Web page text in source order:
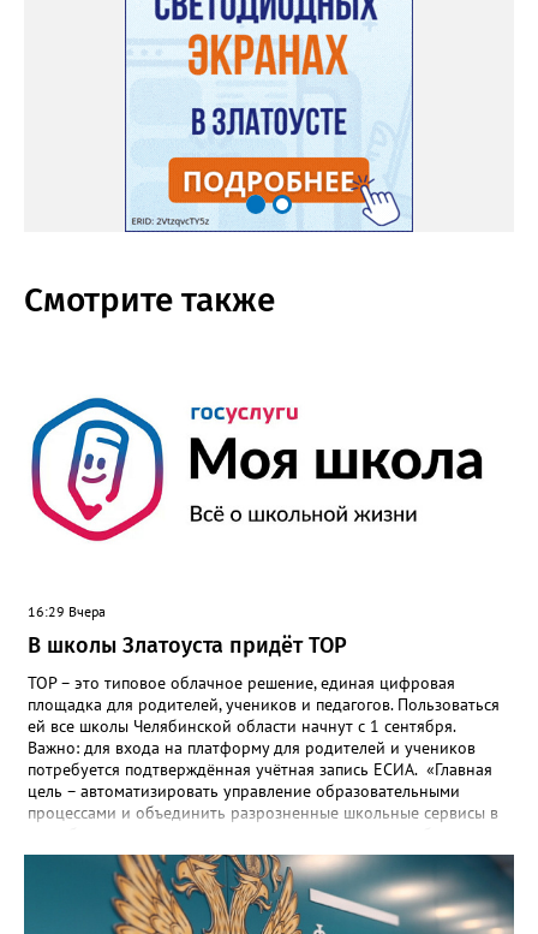
Смотрите также
16:29 Вчера
В школы Златоуста придёт ТОР
ТОР – это типовое облачное решение, единая цифровая
площадка для родителей, учеников и педагогов. Пользоваться
ей все школы Челябинской области начнут с 1 сентября.
Важно: для входа на платформу для родителей и учеников
потребуется подтверждённая учётная запись ЕСИА. «Главная
цель – автоматизировать управление образовательными
процессами и объединить разрозненные школьные сервисы в
региональном министерстве образования. - Платформа ТОР
“Моя школа” объединит все школьные сервисы в единую
безопасную государственную экосистему. Предполагается, что
переход пройдёт максимально комфортно для пользователей».